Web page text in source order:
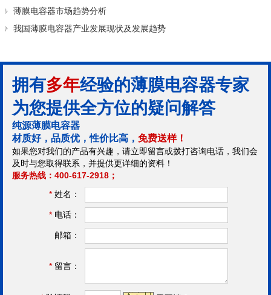
薄膜电容器市场趋势分析
我国薄膜电容器产业发展现状及发展趋势
拥有多年经验的薄膜电容器专家
为您提供全方位的疑问解答
纯源薄膜电容器
材质好，品质优，性价比高， 免费送样！
如果您对我们的产品有兴趣，请立即留言或拨打咨询电话，我们会
及时与您取得联系，并提供更详细的资料！
服务热线：400-617-2918；
* 姓名：
* 电话：
邮箱：
* 留言：